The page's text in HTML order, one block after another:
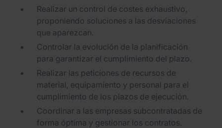
Realizar un control de costes exhaustivo,
proponiendo soluciones a las desviaciones
que aparezcan.
Controlar la evolución de la planificación
para garantizar el cumplimiento del plazo.
Realizar las peticiones de recursos de
material, equipamiento y personal para el
cumplimiento de los plazos de ejecución.
Coordinar a las empresas subcontratadas de
forma óptima y gestionar los contratos.